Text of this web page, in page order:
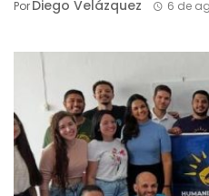
PorDiego Velázquez 6 de